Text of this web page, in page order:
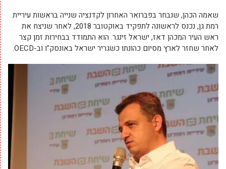
שאמה הכהן, שנבחר בפברואר האחרון לקדנציה שנייה בראשות עיריית
רמת גן, נכנס לראשונה לתפקיד באוקטובר 2018, לאחר שניצח את
ראש העיר המכהן דאז, ישראל זינגר. הוא התמודד בבחירות זמן קצר
לאחר שחזר לארץ מסיום כהונתו כשגריר ישראל באונסק"ו וב-OECD.